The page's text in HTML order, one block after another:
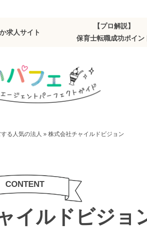
求人サイト
【プロ解説】
保育士転職成功ポイン
る人気の法人 » 株式会社チャイルドビジョン
イルドビジョ